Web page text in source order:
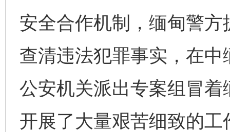
安全合作机制，缅甸警
查清违法犯罪事实，在
公安机关派出专案组冒
开展了大量艰苦细致的